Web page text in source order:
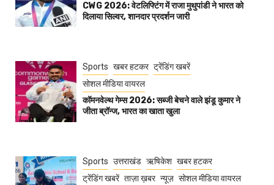
CWG 2026: वेटलिफ्टिंग में राजा मुथुपांडी ने भारत को
दिलाया सिल्वर, शानदार प्रदर्शन जारी
Sports खबर हटकर ट्रेंडिंग खबरें
सोशल मीडिया वायरल
कॉमनवेल्थ गेम्स 2026: सब्जी बेचने वाले झंडू कुमार ने
जीता ब्रॉन्ज, भारत का खाता खुला
Sports उत्तराखंड ऋषिकेश खबर हटकर
ट्रेंडिंग खबरें ताज़ा ख़बर न्यूज़ सोशल मीडिया वायरल